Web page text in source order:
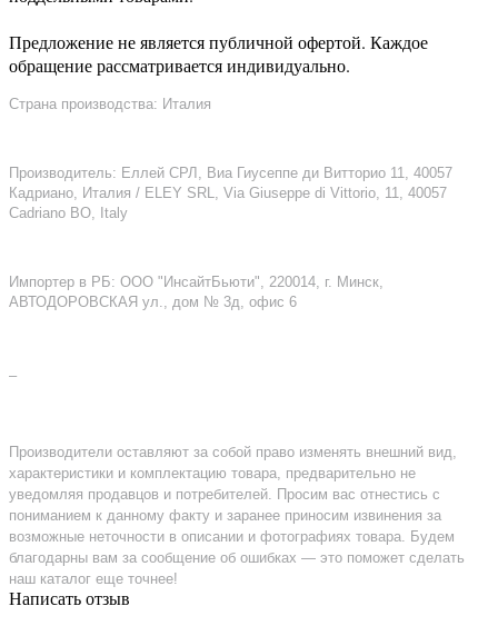
Предложение не является публичной офертой. Каждое
обращение рассматривается индивидуально.
Страна производства: Италия
Производитель: Еллей СРЛ, Виа Гиусеппе ди Витторио 11, 40057
Кадриано, Италия / ELEY SRL, Via Giuseppe di Vittorio, 11, 40057
Cadriano BO, Italy
Импортер в РБ: ООО "ИнсайтБьюти", 220014, г. Минск,
АВТОДОРОВСКАЯ ул., дом № 3д, офис 6
–
Производители оставляют за собой право изменять внешний вид,
характеристики и комплектацию товара, предварительно не
уведомляя продавцов и потребителей. Просим вас отнестись с
пониманием к данному факту и заранее приносим извинения за
возможные неточности в описании и фотографиях товара. Будем
благодарны вам за сообщение об ошибках — это поможет сделать
наш каталог еще точнее!
Написать отзыв